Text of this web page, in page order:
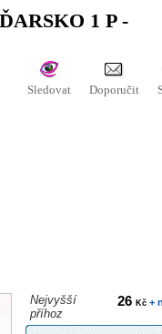
1 P -
Sledovat Doporučit
Nejvyšší
příhoz
26 Kč+